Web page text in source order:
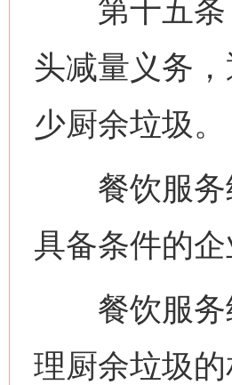
第十五条
头减量义务
少厨余垃圾。
餐饮服务
具备条件的
餐饮服务
理厨余垃圾